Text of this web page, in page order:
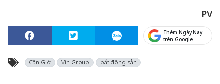
PV
Thêm Ngày Nay
trên Google
Cần Giờ Vin Group bất động sản